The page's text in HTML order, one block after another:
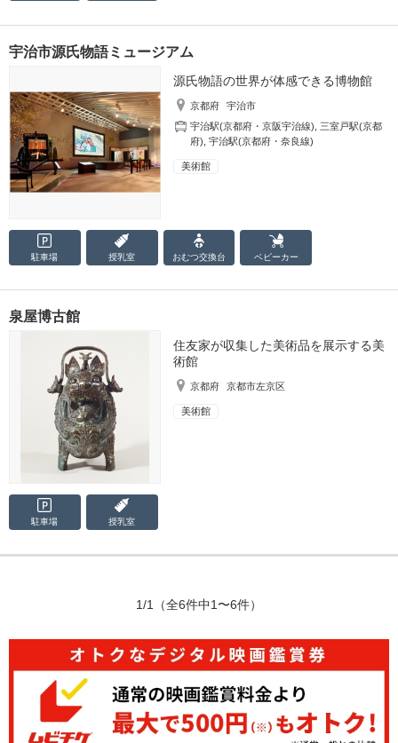
宇治市源氏物語ミュージアム
源氏物語の世界が体感できる博物館
京都府
宇治市
宇治駅(京都府・京阪宇治線)
三室戸駅(京都
府) ,宇治駅(京都府・奈良線)
美術館
駐車場 授乳室 おむつ交換台 ベビーカー
泉屋博古館
住友家が収集した美術品を展示する美
術館
京都府 京都市左京区
美術館
駐車場 授乳室
1/1 （全6件中1〜6件）